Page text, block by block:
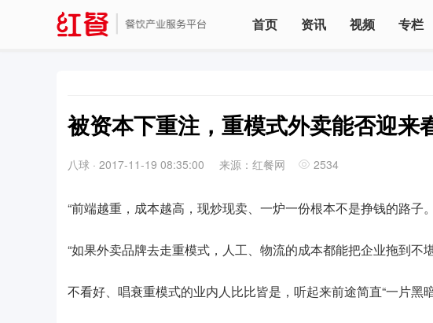
首页 资讯 视频 专栏
被资本下重注，重模式外卖能否迎来
八球 · 2017-11-19 08:35:00 来源：红餐网 2534
“前端越重，成本越高，现炒现卖、一炉一份根本不是挣钱的路子
“如果外卖品牌去走重模式，人工、物流的成本都能把企业拖到不
不看好、唱衰重模式的业内人比比皆是，听起来前途简直“一片黑